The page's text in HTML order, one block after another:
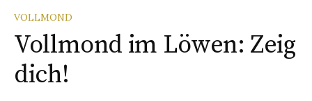
VOLLMOND
Vollmond im Löwen: Zeig
dich!